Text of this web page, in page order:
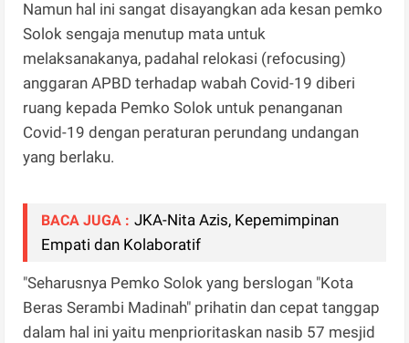
Namun hal ini sangat disayangkan ada kesan pemko
Solok sengaja menutup mata untuk
melaksanakanya, padahal relokasi (refocusing)
anggaran APBD terhadap wabah Covid-19 diberi
ruang kepada Pemko Solok untuk penanganan
Covid-19 dengan peraturan perundang undangan
yang berlaku.
BACA JUGA : JKA-Nita Azis, Kepemimpinan
Empati dan Kolaboratif
"Seharusnya Pemko Solok yang berslogan "Kota
Beras Serambi Madinah" prihatin dan cepat tanggap
dalam hal ini yaitu menprioritaskan nasib 57 mesjid